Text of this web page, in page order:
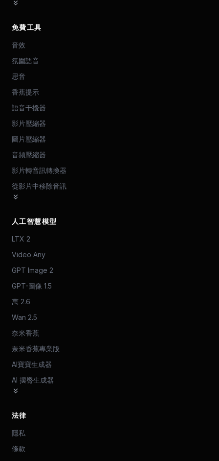
免費工具
音效
氛圍語音
思音
香蕉提示
語音干擾器
影片壓縮器
圖片壓縮器
音頻壓縮器
影片轉音訊轉換器
從影片中移除音訊
人工智慧模型
LTX 2
Video Any
GPT Image 2
GPT-圖像 1.5
萬 2.6
Wan 2.5
奈米香蕉
奈米香蕉專業版
AI寶寶生成器
AI 摆臀生成器
法律
隱私
條款